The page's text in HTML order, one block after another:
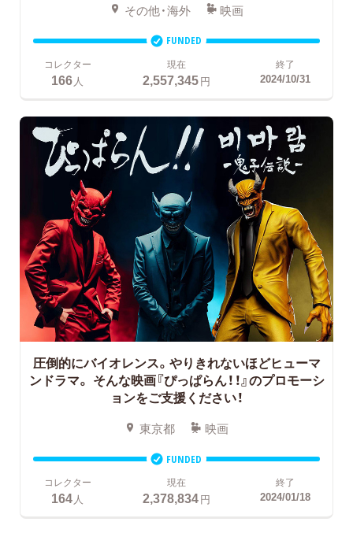
その他・海外 映画
FUNDED
コレクター
166 人
現在
2,557,345円
終了
2024/10/31
圧倒的にバイオレンス。やりきれないほどヒューマ
ンドラマ。 そんな映画『ぴっぱらん！！』のプロモーシ
ョンをご支援ください！
東京都 映画
FUNDED
コレクター
164人
現在
2,378,834円
終了
2024/01/18